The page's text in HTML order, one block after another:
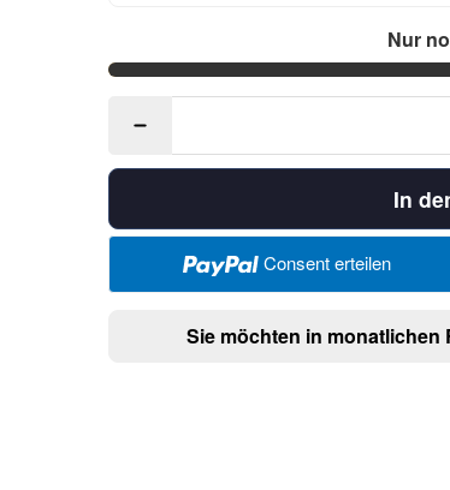
Nur
In
Consent erteilen
Sie möchten in monatlichen